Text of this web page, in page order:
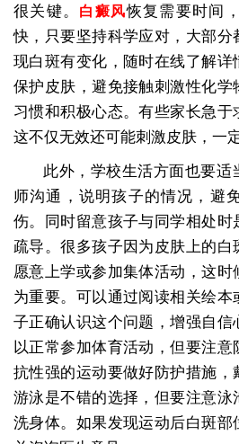
很关键。 白癜风恢复需要时间
快，只要坚持科学应对，大部分
现白斑有变化，随时在线了解详
保护皮肤，避免接触刺激性化学
习惯和积极心态。有些家长急于
这不仅无效还可能刺激皮肤，一
此外，学校生活方面也要适
师沟通，说明孩子的情况，避
伤。同时留意孩子与同学相处时
疏导。很多孩子因为皮肤上的白
愿意上学或参加集体活动，这
为重要。可以通过阅读相关绘
子正确认识这个问题，增强自信
以正常参加体育活动，但要注
抗性强的运动要做好防护措施，
游泳是不错的选择，但要注意泳
洗身体。如果发现运动后白斑部